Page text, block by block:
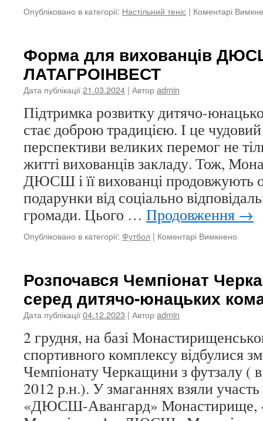
Опубліковано в категорії: Настільний теніс | Коментарі
Форма для вихованців
ЛАТАГРОІНВЕСТ
Дата публікації21.03.2024 | Авторadmin
Підтримка розвитку дитячо-
стає доброю традицією. І це
перспективи великих перемог не
житті вихованців закладу. Тож,
ДЮСШ і її вихованці продовжують
подарунки від соціально
громади. Цього … Продовження →
Опубліковано в категорії: Футбол | Коментарі Вимкнено
ДЮСШ
від
ТОВ
Розпочався Чемпіонат
серед дитячо-юнацьких
Дата публікації04.12.2023 | Авторadmin
2 грудня, на базі
спортивного комплексу відбулися
Чемпіонату Черкащини з футзалу (
2012 р.н.). У змаганнях взяли участь
«ДЮСШ-Авангард»